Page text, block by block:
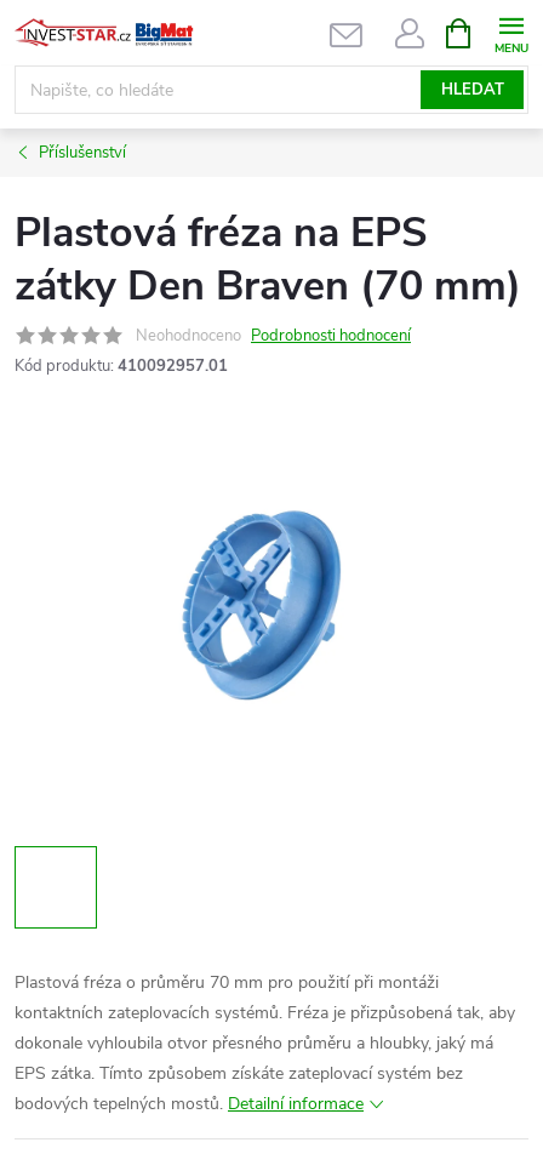
Přejít
na
obsah
HLEDAT
NÁKUPNÍ
KOŠÍK
Příslušenství
Plastová fréza na EPS
zátky Den Braven (70 mm)
Neohodnoceno Podrobnosti hodnocení
Kód produktu: 410092957.01
Plastová fréza o průměru 70 mm pro použití při montáži
kontaktních zateplovacích systémů. Fréza je přizpůsobená tak, aby
dokonale vyhloubila otvor přesného průměru a hloubky, jaký má
EPS zátka. Tímto způsobem získáte zateplovací systém bez
bodových tepelných mostů. Detailní informace